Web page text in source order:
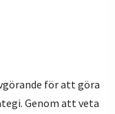
för att göra
Genom att veta